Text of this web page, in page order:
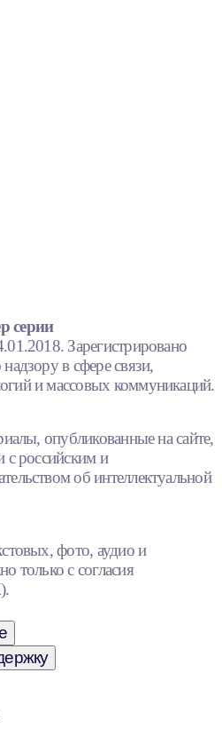
серии
Зарегистрировано
в сфере связи,
и массовых коммуникаций.
опубликованные на сайте,
с российским и
об интеллектуальной
фото, аудио и
только с согласия